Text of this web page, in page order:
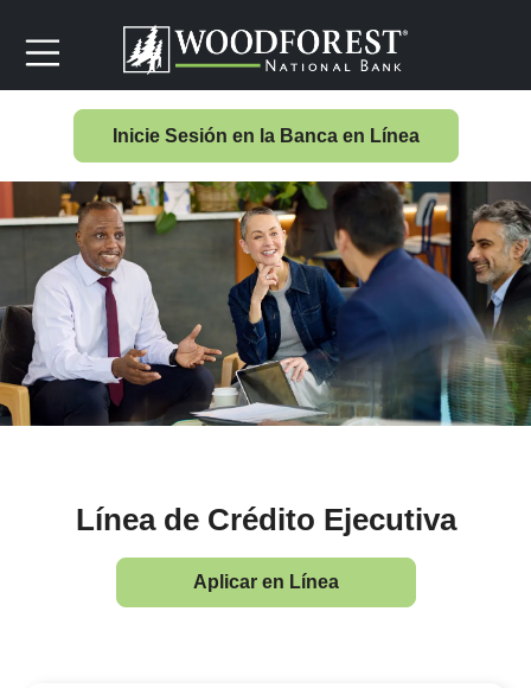
Inicie Sesión en la Banca en Línea
Línea de Crédito Ejecutiva
Aplicar en Línea